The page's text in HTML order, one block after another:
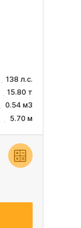
138 л.с.
15.80 т
0.54 м3
5.70 м